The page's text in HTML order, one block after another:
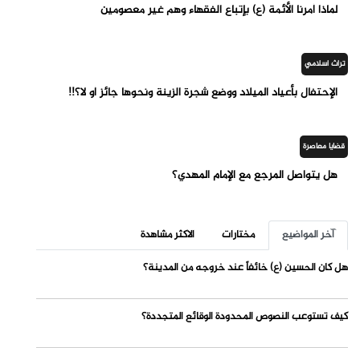
لماذا أمرنا الأئمة (ع) بإتباع الفقهاء وهم غير معصومين
تراث اسلامي
الإحتفال بأعياد الميلاد ووضع شجرة الزينة ونحوها جائز أو لا؟!!
قضايا معاصرة
هل يتواصل المرجع مع الإمام المهدي؟
آخر المواضيع مختارات
الاكثر مشاهدة
هل كان الحسين (ع) خائفاً عند خروجه من المدينة؟
كيف تستوعب النصوص المحدودة الوقائع المتجددة؟